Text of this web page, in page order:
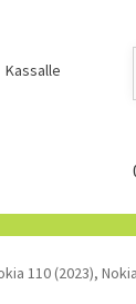
Kassalle
110 (2023),